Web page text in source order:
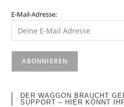
E-Mail-Adresse:
DER WAGGON BRAUCHT
SUPPORT – HIER KÖNNT